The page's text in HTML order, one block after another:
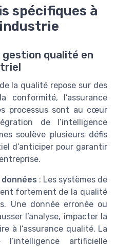
spécifiques à
qualité en
la qualité repose sur des
conformité, l’assurance
processus sont au cœur
de l’intelligence
soulève plusieurs défis
d’anticiper pour garantir
: Les systèmes de
fortement de la qualité
Une donnée erronée ou
l’analyse, impacter la
à l’assurance qualité. La
artificielle